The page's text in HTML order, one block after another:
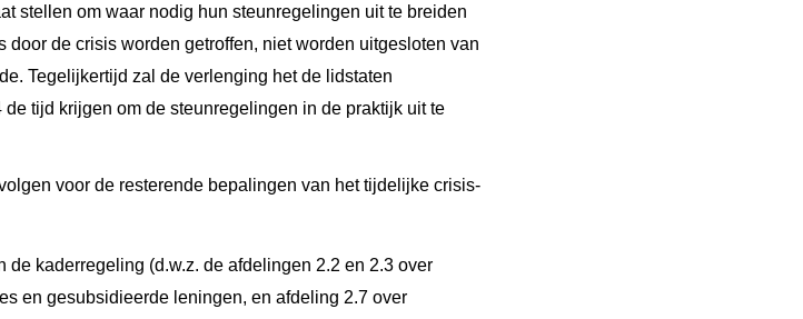
stellen om waar nodig hun steunregelingen uit te breiden
de crisis worden getroffen, niet worden uitgesloten van
Tegelijkertijd zal de verlenging het de lidstaten
tijd krijgen om de steunregelingen in de praktijk uit te
voor de resterende bepalingen van het tijdelijke crisis-
kaderregeling (d.w.z. de afdelingen 2.2 en 2.3 over
en gesubsidieerde leningen, en afdeling 2.7 over